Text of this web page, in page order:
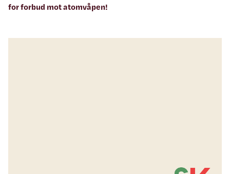
for forbud mot atomvåpen!